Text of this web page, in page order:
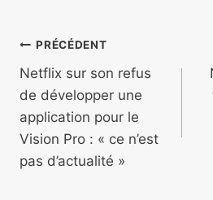
Navigation
de
l’article
PRÉCÉDENT
Netflix sur son refus
de développer une
application pour le
Vision Pro : « ce n’est
pas d’actualité »